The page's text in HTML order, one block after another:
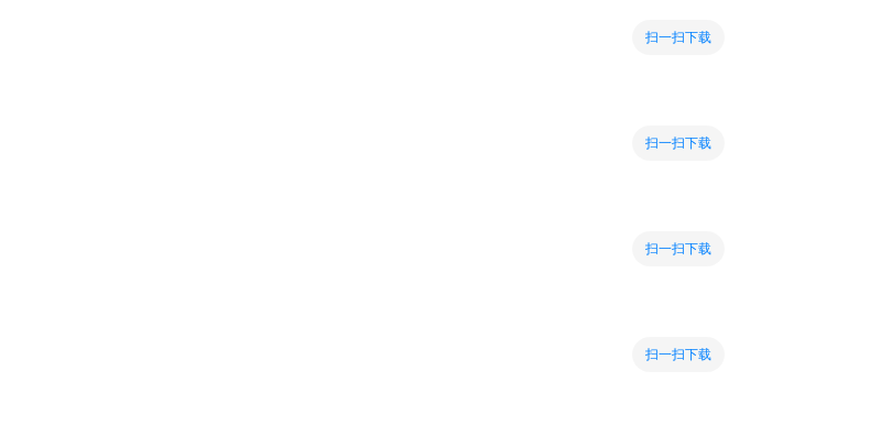
扫一扫下载
扫一扫下载
扫一扫下载
扫一扫下载